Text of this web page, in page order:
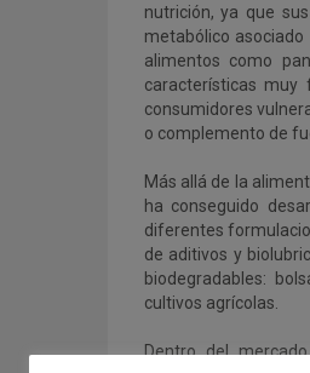
nutrición, ya que
metabólico
alimentos como
características muy
consumidores
o complemento de
Más allá de la
ha conseguido
diferentes
de aditivos y
biodegradables:
cultivos agrícolas.
Dentro del